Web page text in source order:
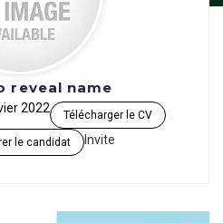
reveal name
2022 Télécharger le CV
le candidat Invite